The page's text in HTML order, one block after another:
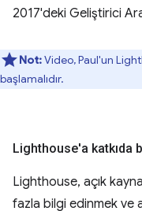
2017'deki Geliştirici
Not:Video, Paul'un
başlamalıdır.
Lighthouse'a katkıda
Lighthouse, açık
fazla bilgi edinmek ve